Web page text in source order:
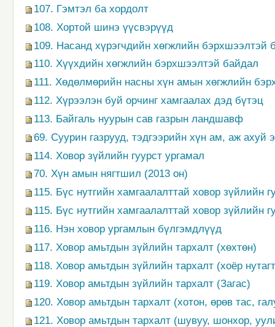
107. Гэмтэл ба хордолт
108. Хортой шинэ үүсвэрүүд
109. Насанд хүрэгчдийн хөгжлийн бэрхшээлтэй
110. Хүүхдийн хөгжлийн бэрхшээлтэй байдал
111. Хөдөлмөрийн насны хүн амын хөгжлийн
112. Хүрээлэн буй орчинг хамгаалах дэд бүтэц
113. Байгаль нуурын сав газрын ландшавф
69. Суурин газрууд, тэдгээрийн хүн ам, аж ахуй
114. Ховор зүйлийн гуурст ургамал
70. Хүн амын нягтшил (2013 он)
115. Бүс нутгийн хамгаалалттай ховор зүйлийн
115. Бүс нутгийн хамгаалалттай ховор зүйлийн
116. Нэн ховор ургамлын бүлгэмдлүүд
117. Ховор амьтдын зүйлийн тархалт (хөхтөн)
118. Ховор амьтдын зүйлийн тархалт (хоёр
119. Ховор амьтдын зүйлийн тархалт (Загас)
120. Ховор амьтдын тархалт (хотон, өрөв тас,
121. Ховор амьтдын тархалт (шувуу, шонхор,